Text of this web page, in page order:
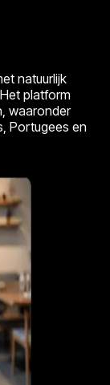
natuurlijk
platform
waaronder
Portugees en